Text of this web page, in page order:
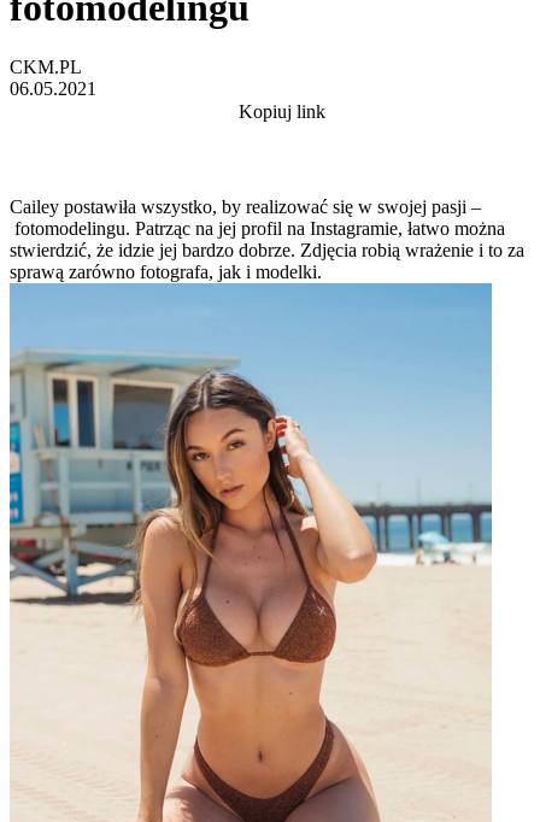
CKM.PL
06.05.2021
Kopiuj link
Cailey postawiła wszystko, by realizować się w swojej pasji –
fotomodelingu. Patrząc na jej profil na Instagramie, łatwo można
stwierdzić, że idzie jej bardzo dobrze. Zdjęcia robią wrażenie i to za
sprawą zarówno fotografa, jak i modelki.